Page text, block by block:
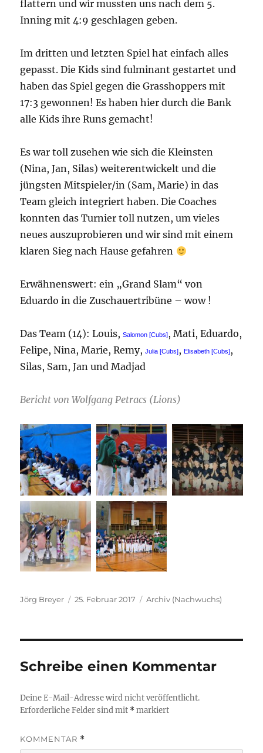
flattern und wir mussten uns nach dem 5.
Inning mit 4:9 geschlagen geben.
Im dritten und letzten Spiel hat einfach alles
gepasst. Die Kids sind fulminant gestartet und
haben das Spiel gegen die Grasshoppers mit
17:3 gewonnen! Es haben hier durch die Bank
alle Kids ihre Runs gemacht!
Es war toll zusehen wie sich die Kleinsten
(Nina, Jan, Silas) weiterentwickelt und die
jüngsten Mitspieler/in (Sam, Marie) in das
Team gleich integriert haben. Die Coaches
konnten das Turnier toll nutzen, um vieles
neues auszuprobieren und wir sind mit einem
klaren Sieg nach Hause gefahren
Erwähnenswert: ein „Grand Slam“ von
Eduardo in die Zuschauertribüne – wow !
Das Team (14): Louis,Salomon [Cubs], Mati, Eduardo,
Felipe, Nina, Marie, Remy,Julia [Cubs],Elisabeth [Cubs],
Silas, Sam, Jan und Madjad
Bericht von Wolfgang Petracs (Lions)
Autor
Jörg Breyer
Veröffentlicht
25. Februar 2017 Kategorien
Archiv (Nachwuchs)
Schreibe einen Kommentar
Deine E-Mail-Adresse wird nicht veröffentlicht.
Erforderliche Felder sind mit *markiert
KOMMENTAR *